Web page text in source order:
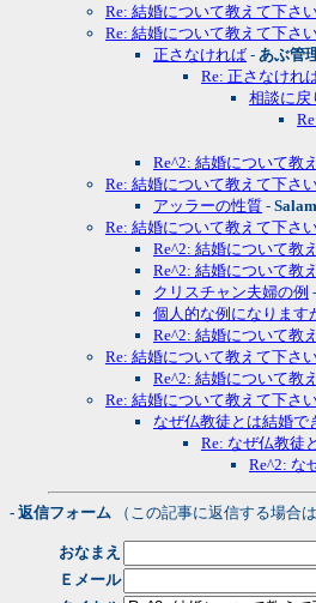
Re: 結婚について教えて下さ
Re: 結婚について教えて下さ
正さなければ - あぶ管
Re: 正さなけれ
相談に戻
Re^2: 結婚について教
Re: 結婚について教えて下さ
アッラーの性質 - Salam
Re: 結婚について教えて下さ
Re^2: 結婚について教
Re^2: 結婚について教
クリスチャン夫婦の例 -
個人的な例になります
Re^2: 結婚について教
Re: 結婚について教えて下さ
Re^2: 結婚について教
Re: 結婚について教えて下さ
なぜ仏教徒とは結婚で
Re: なぜ仏教徒
Re^2: な
- 返信フォーム （この記事に返信する場合
おなまえ
Ｅメール